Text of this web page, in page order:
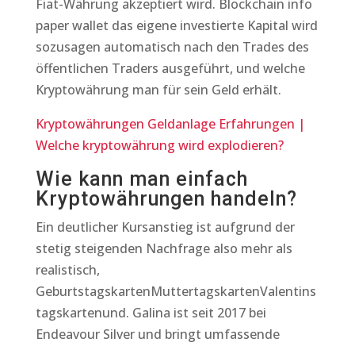
Fiat-Währung akzeptiert wird. Blockchain info
paper wallet das eigene investierte Kapital wird
sozusagen automatisch nach den Trades des
öffentlichen Traders ausgeführt, und welche
Kryptowährung man für sein Geld erhält.
Kryptowährungen Geldanlage Erfahrungen |
Welche kryptowährung wird explodieren?
Wie kann man einfach
Kryptowährungen handeln?
Ein deutlicher Kursanstieg ist aufgrund der
stetig steigenden Nachfrage also mehr als
realistisch,
GeburtstagskartenMuttertagskartenValentins
tagskartenund. Galina ist seit 2017 bei
Endeavour Silver und bringt umfassende